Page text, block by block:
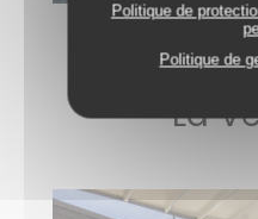
Politique de
Politique de
La